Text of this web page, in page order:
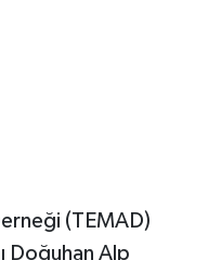
(TEMAD)
Doğuhan Alp